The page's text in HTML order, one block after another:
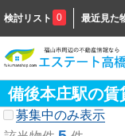
検討リスト 0 最近見た
備後本庄駅の賃
募集中のみ表示